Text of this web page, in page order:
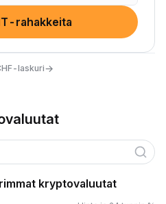
rahakkeita
laskuri→
kryptovaluutat